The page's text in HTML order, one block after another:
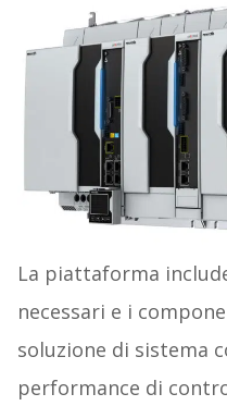
La piattaforma
necessari e i
soluzione di sistema
performance di